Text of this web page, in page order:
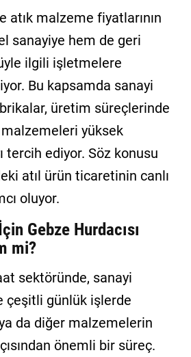
atık malzeme fiyatlarının
sanayiye hem de geri
ilgili işletmelere
Bu kapsamda sanayi
üretim süreçlerinde
malzemeleri yüksek
tercih ediyor. Söz konusu
atıl ürün ticaretinin canlı
oluyor.
Gebze Hurdacısı
mi?
sektöründe, sanayi
çeşitli günlük işlerde
da diğer malzemelerin
önemli bir süreç.